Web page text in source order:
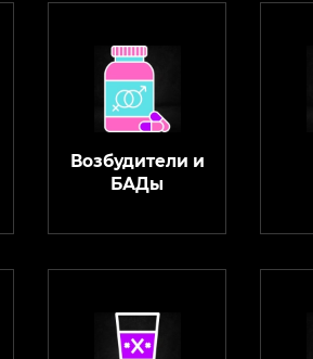
Возбудители и
БАДы